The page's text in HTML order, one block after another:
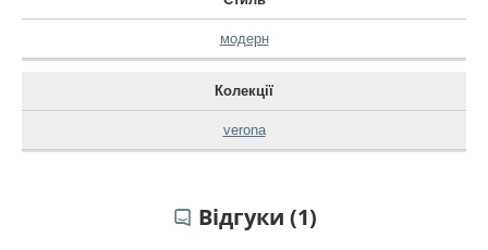
модерн
Колекції
verona
Відгуки (1)